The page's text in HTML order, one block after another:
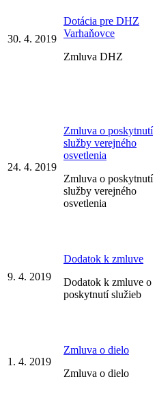
30. 4. 2019
Dotácia pre DHZ
Varhaňovce
Zmluva DHZ
24. 4. 2019
Zmluva o poskytnutí
služby verejného
osvetlenia
Zmluva o poskytnutí
služby verejného
osvetlenia
9. 4. 2019
Dodatok k zmluve
Dodatok k zmluve o
poskytnutí služieb
1. 4. 2019
Zmluva o dielo
Zmluva o dielo